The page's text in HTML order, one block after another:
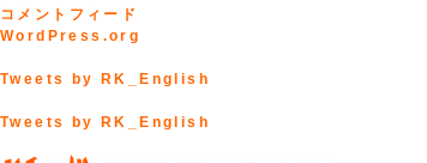
コメントフィード
WordPress.org
Tweets by RK_English
Tweets by RK_English